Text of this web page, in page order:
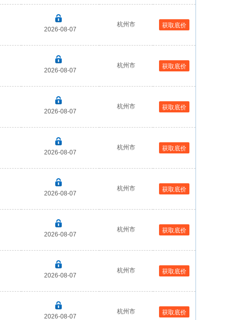
2026-08-07
杭州市 获取底价
2026-08-07
杭州市 获取底价
2026-08-07
杭州市 获取底价
2026-08-07
杭州市 获取底价
2026-08-07
杭州市 获取底价
2026-08-07
杭州市 获取底价
2026-08-07
杭州市 获取底价
2026-08-07
杭州市 获取底价